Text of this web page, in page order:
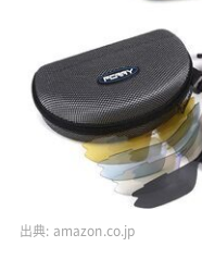
出典: amazon.co.jp